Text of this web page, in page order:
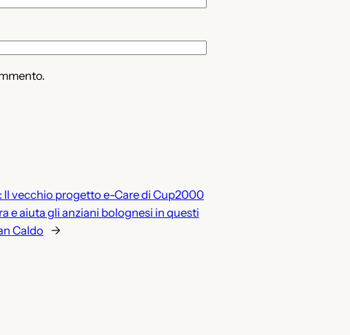
Il vecchio progetto e-Care di Cup2000
e aiuta gli anziani bolognesi in questi
Caldo
→